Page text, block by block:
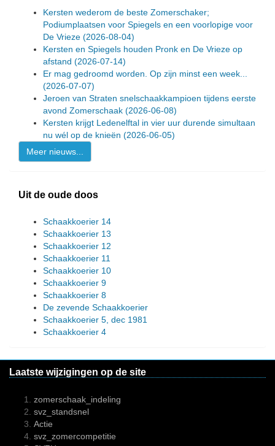
Kersten wederom de beste Zomerschaker;
Podiumplaatsen voor Spiegels en een voorlopige voor
De Vrieze (2026-08-04)
Kersten en Spiegels houden Pronk en De Vrieze op
afstand (2026-07-14)
Er mag gedroomd worden. Op zijn minst een week...
(2026-07-07)
Jeroen van Straten snelschaakkampioen tijdens eerste
avond Zomerschaak (2026-06-08)
Kersten krijgt Ledenelftal in vier uur durende simultaan
nu wél op de knieën (2026-06-05)
Meer nieuws...
Uit de oude doos
Schaakkoerier 14
Schaakkoerier 13
Schaakkoerier 12
Schaakkoerier 11
Schaakkoerier 10
Schaakkoerier 9
Schaakkoerier 8
De zevende Schaakkoerier
Schaakkoerier 5, dec 1981
Schaakkoerier 4
Laatste wijzigingen op de site
zomerschaak_indeling
svz_standsnel
Actie
svz_zomercompetitie